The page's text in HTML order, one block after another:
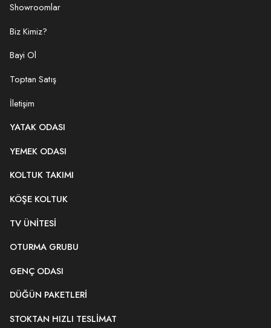
Showroomlar
Biz Kimiz?
Bayi Ol
Toptan Satış
İletişim
YATAK ODASI
YEMEK ODASI
KOLTUK TAKIMI
KÖŞE KOLTUK
TV ÜNITESI
OTURMA GRUBU
GENÇ ODASI
DÜĞÜN PAKETLERI
STOKTAN HIZLI TESLIMAT